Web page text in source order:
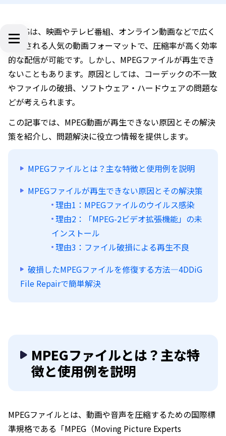
MPEGは、映画やテレビ番組、オンライン動画などで広く
使用される人気の動画フォーマットで、圧縮率が高く効率
的な配信が可能です。しかし、MPEGファイルが再生でき
ないこともあります。原因としては、コーデックの不一致
やファイルの破損、ソフトウェア・ハードウェアの問題な
どが考えられます。
この記事では、MPEG動画が再生できない原因とその解決
策を紹介し、問題解決に役立つ情報を提供します。
MPEGファイルとは？主な特徴と使用例を説明
MPEGファイルが再生できない原因とその解決策
理由1：MPEGファイルのウイルス感染
理由2：「MPEG-2ビデオ拡張機能」の未
インストール
理由3：ファイル破損による再生不良
破損したMPEGファイルを修復する方法—4DDiG
File Repairで簡単解決
MPEGファイルとは？主な特
徴と使用例を説明
MPEGファイルとは、動画や音声を圧縮するための国際標
準規格である「MPEG（Moving Picture Experts